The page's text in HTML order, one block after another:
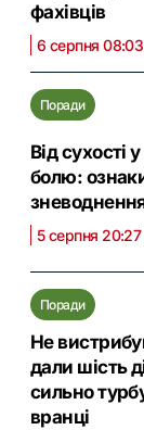
фахівців
6 серпня 08:03
Поради
Від сухості
болю:
5 серпня 20:27
Поради
Не
дали шість
сильно
вранці